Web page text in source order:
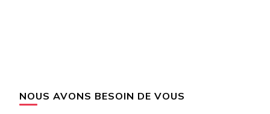
NOUS AVONS BESOIN DE VOUS